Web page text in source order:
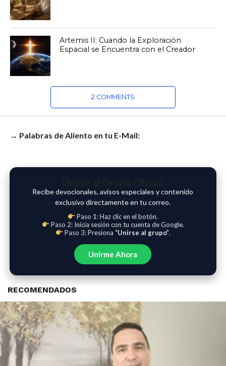
Artemis II: Cuando la Exploración
Espacial se Encuentra con el Creador
2 COMMENTS
→ Palabras de Aliento en tu E-Mail:
Recibe devocionales, avisos especiales y contenido
exclusivo directamente en tu correo.
Paso 1: Haz clic en el botón.
Paso 2: Inicia sesión con tu cuenta de Google.
Paso 3: Presiona “Unirse al grupo”.
Unirme Ahora
RECOMENDADOS